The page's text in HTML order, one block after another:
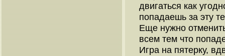
двигаться как
попадаешь за эту
Еще нужно
всем тем что
Игра на пятерку,